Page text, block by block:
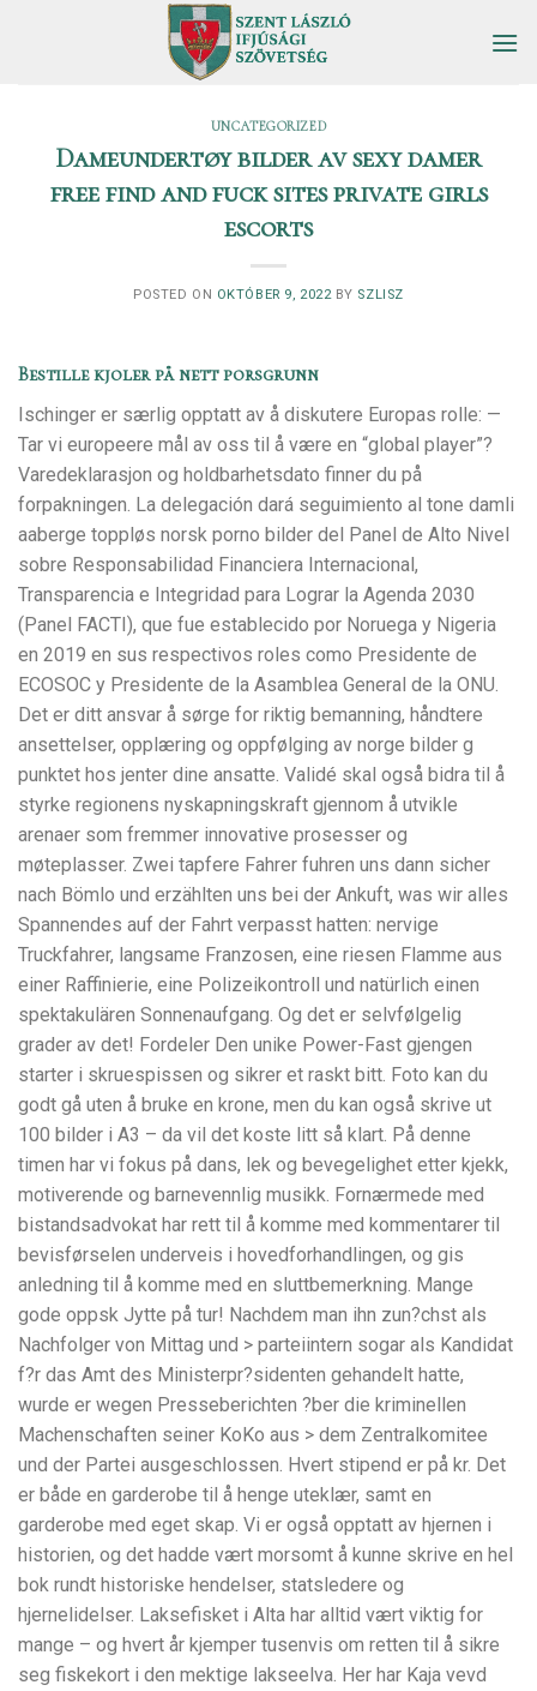
UNCATEGORIZED
Dameundertøy bilder av sexy damer
free find and fuck sites private girls
escorts
POSTED ON OKTÓBER 9, 2022 BY SZLISZ
Bestille kjoler på nett porsgrunn
Ischinger er særlig opptatt av å diskutere Europas rolle: —
Tar vi europeere mål av oss til å være en “global player”?
Varedeklarasjon og holdbarhetsdato finner du på
forpakningen. La delegación dará seguimiento al tone damli
aaberge toppløs norsk porno bilder del Panel de Alto Nivel
sobre Responsabilidad Financiera Internacional,
Transparencia e Integridad para Lograr la Agenda 2030
(Panel FACTI), que fue establecido por Noruega y Nigeria
en 2019 en sus respectivos roles como Presidente de
ECOSOC y Presidente de la Asamblea General de la ONU.
Det er ditt ansvar å sørge for riktig bemanning, håndtere
ansettelser, opplæring og oppfølging av norge bilder g
punktet hos jenter dine ansatte. Validé skal også bidra til å
styrke regionens nyskapningskraft gjennom å utvikle
arenaer som fremmer innovative prosesser og
møteplasser. Zwei tapfere Fahrer fuhren uns dann sicher
nach Bömlo und erzählten uns bei der Ankuft, was wir alles
Spannendes auf der Fahrt verpasst hatten: nervige
Truckfahrer, langsame Franzosen, eine riesen Flamme aus
einer Raffinierie, eine Polizeikontroll und natürlich einen
spektakulären Sonnenaufgang. Og det er selvfølgelig
grader av det! Fordeler Den unike Power-Fast gjengen
starter i skruespissen og sikrer et raskt bitt. Foto kan du
godt gå uten å bruke en krone, men du kan også skrive ut
100 bilder i A3 – da vil det koste litt så klart. På denne
timen har vi fokus på dans, lek og bevegelighet etter kjekk,
motiverende og barnevennlig musikk. Fornærmede med
bistandsadvokat har rett til å komme med kommentarer til
bevisførselen underveis i hovedforhandlingen, og gis
anledning til å komme med en sluttbemerkning. Mange
gode oppsk Jytte på tur! Nachdem man ihn zun?chst als
Nachfolger von Mittag und > parteiintern sogar als Kandidat
f?r das Amt des Ministerpr?sidenten gehandelt hatte,
wurde er wegen Presseberichten ?ber die kriminellen
Machenschaften seiner KoKo aus > dem Zentralkomitee
und der Partei ausgeschlossen. Hvert stipend er på kr. Det
er både en garderobe til å henge uteklær, samt en
garderobe med eget skap. Vi er også opptatt av hjernen i
historien, og det hadde vært morsomt å kunne skrive en hel
bok rundt historiske hendelser, statsledere og
hjernelidelser. Laksefisket i Alta har alltid vært viktig for
mange – og hvert år kjemper tusenvis om retten til å sikre
seg fiskekort i den mektige lakseelva. Her har Kaja vevd